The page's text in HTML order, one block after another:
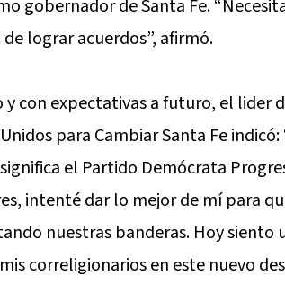
gobernador de Santa Fe.
lograr acuerdos”, afirmó.
con expectativas a futuro, el lider
para Cambiar Santa Fe
el Partido Demócrata
intenté dar lo mejor de mí para
nuestras banderas. Hoy
correligionarios en este nuevo